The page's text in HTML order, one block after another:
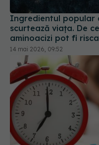
6 efecte secundare
trebuie să o ia